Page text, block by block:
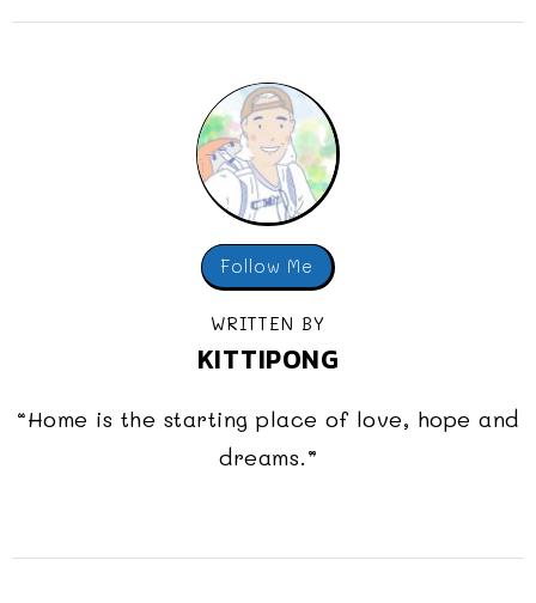
Follow Me
WRITTEN BY
KITTIPONG
“Home is the starting place of love, hope and
dreams.”